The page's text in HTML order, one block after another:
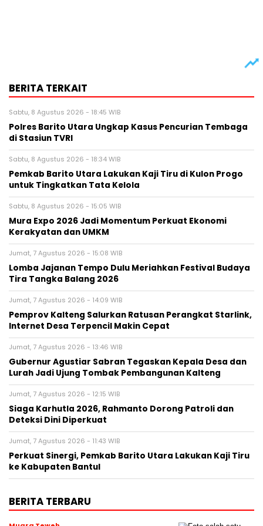
BERITA TERKAIT
Sabtu, 8 Agustus 2026 - 18:45 WIB
Polres Barito Utara Ungkap Kasus Pencurian Tembaga
di Stasiun TVRI
Sabtu, 8 Agustus 2026 - 18:34 WIB
Pemkab Barito Utara Lakukan Kaji Tiru di Kulon Progo
untuk Tingkatkan Tata Kelola
Sabtu, 8 Agustus 2026 - 15:05 WIB
Mura Expo 2026 Jadi Momentum Perkuat Ekonomi
Kerakyatan dan UMKM
Jumat, 7 Agustus 2026 - 15:08 WIB
Lomba Jajanan Tempo Dulu Meriahkan Festival Budaya
Tira Tangka Balang 2026
Jumat, 7 Agustus 2026 - 14:09 WIB
Pemprov Kalteng Salurkan Ratusan Perangkat Starlink,
Internet Desa Terpencil Makin Cepat
Jumat, 7 Agustus 2026 - 13:46 WIB
Gubernur Agustiar Sabran Tegaskan Kepala Desa dan
Lurah Jadi Ujung Tombak Pembangunan Kalteng
Jumat, 7 Agustus 2026 - 12:15 WIB
Siaga Karhutla 2026, Rahmanto Dorong Patroli dan
Deteksi Dini Diperkuat
Jumat, 7 Agustus 2026 - 11:43 WIB
Perkuat Sinergi, Pemkab Barito Utara Lakukan Kaji Tiru
ke Kabupaten Bantul
BERITA TERBARU